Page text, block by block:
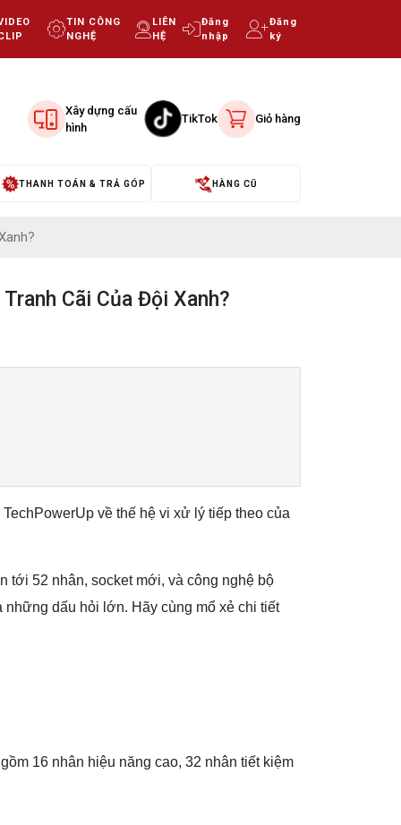
TIN CÔNG
NGHỆ
LIÊN
HỆ
Đăng
nhập
Đăng
ký
Xây dựng cấu
hình
TikTok Giỏ hàng
THANH TOÁN & TRẢ GÓP HÀNG CŨ
Cãi Của Đội Xanh?
về thế hệ vi xử lý tiếp theo của
tới 52 nhân, socket mới, và công nghệ bộ
dấu hỏi lớn. Hãy cùng mổ xẻ chi tiết
16 nhân hiệu năng cao, 32 nhân tiết kiệm